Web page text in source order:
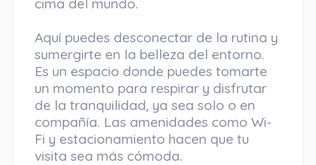
Aquí puedes desconectar de la rutina y
sumergirte en la belleza del entorno.
Es un espacio donde puedes tomarte
un momento para respirar y disfrutar
de la tranquilidad, ya sea solo o en
compañía. Las amenidades como Wi-
Fi y estacionamiento hacen que tu
visita sea más cómoda.